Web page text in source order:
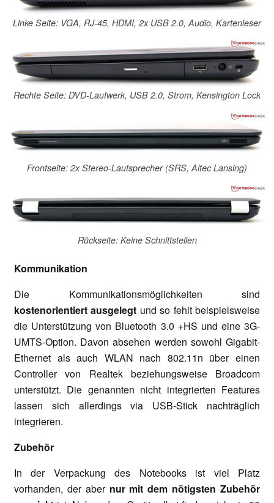
Linke Seite: VGA, RJ-45, HDMI, 2x USB 2.0, Audio, Kartenleser
Rechte Seite: DVD-Laufwerk, USB 2.0, Strom, Kensington Lock
Frontseite: 2x Stereo-Lautsprecher (SRS, Altec Lansing)
Rückseite: Keine Schnittstellen
Kommunikation
Die Kommunikationsmöglichkeiten sind
kostenorientiert ausgelegt und so fehlt beispielsweise
die Unterstützung von Bluetooth 3.0 +HS und eine 3G-
UMTS-Option. Davon absehen werden sowohl Gigabit-
Ethernet als auch WLAN nach 802.11n über einen
Controller von Realtek beziehungsweise Broadcom
unterstützt. Die genannten nicht integrierten Features
lassen sich allerdings via USB-Stick nachträglich
integrieren.
Zubehör
In der Verpackung des Notebooks ist viel Platz
vorhanden, der aber nur mit dem nötigsten Zubehör